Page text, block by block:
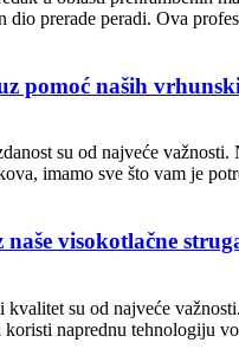
prerade peradi. Ova
pomoć naših
su od najveće
imamo sve što vam je
visokotlačne
su od najveće
naprednu tehnologiju